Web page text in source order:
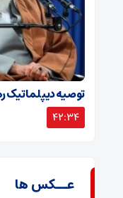
توصیه دیپلماتیک
42:34
عــکس ها